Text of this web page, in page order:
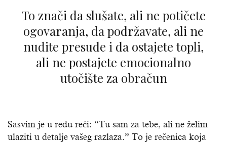
To znači da slušate, ali ne potičete
ogovaranja, da podržavate, ali ne
nudite presude i da ostajete topli,
ali ne postajete emocionalno
utočište za obračun
Sasvim je u redu reći: “Tu sam za tebe, ali ne želim
ulaziti u detalje vašeg razlaza.” To je rečenica koja